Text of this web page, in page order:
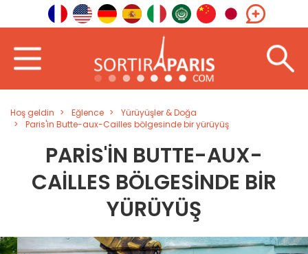
Hoş geldin Eğlence
Yürüyüşler & Doğa
Paris'in Butte-aux-Cailles bölgesinde bir yürüyüş
PARIS'IN BUTTE-AUX-
CAILLES BÖLGESINDE BIR
YÜRÜYÜŞ